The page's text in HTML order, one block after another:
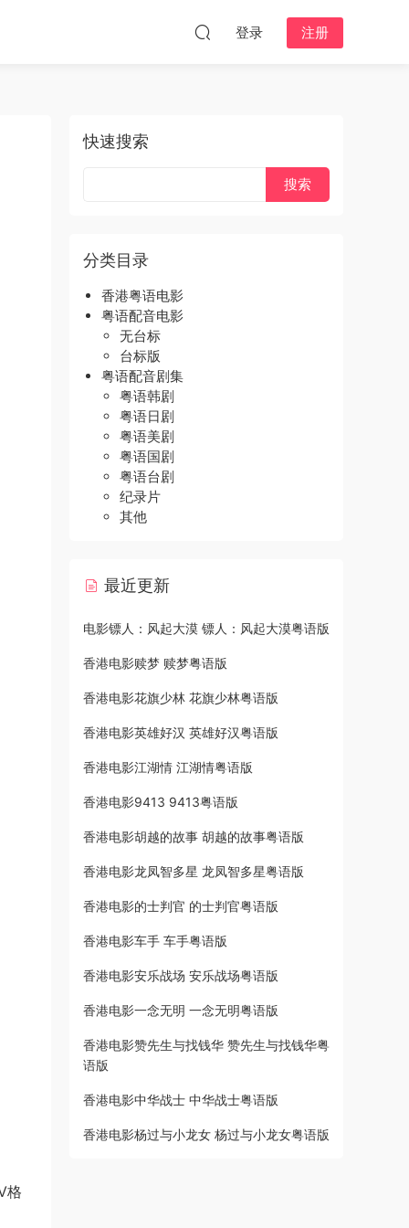
登录 注册
格
快速搜索
分类目录
香港粤语电影
粤语配音电影
无台标
台标版
粤语配音剧集
粤语韩剧
粤语日剧
粤语美剧
粤语国剧
粤语台剧
纪录片
其他
最近更新
电影镖人：风起大漠 镖人：风起大漠粤语版
香港电影赎梦 赎梦粤语版
香港电影花旗少林 花旗少林粤语版
香港电影英雄好汉 英雄好汉粤语版
香港电影江湖情 江湖情粤语版
香港电影9413 9413粤语版
香港电影胡越的故事 胡越的故事粤语版
香港电影龙凤智多星 龙凤智多星粤语版
香港电影的士判官 的士判官粤语版
香港电影车手 车手粤语版
香港电影安乐战场 安乐战场粤语版
香港电影一念无明 一念无明粤语版
香港电影赞先生与找钱华 赞先生与找钱华粤
语版
香港电影中华战士 中华战士粤语版
香港电影杨过与小龙女 杨过与小龙女粤语版